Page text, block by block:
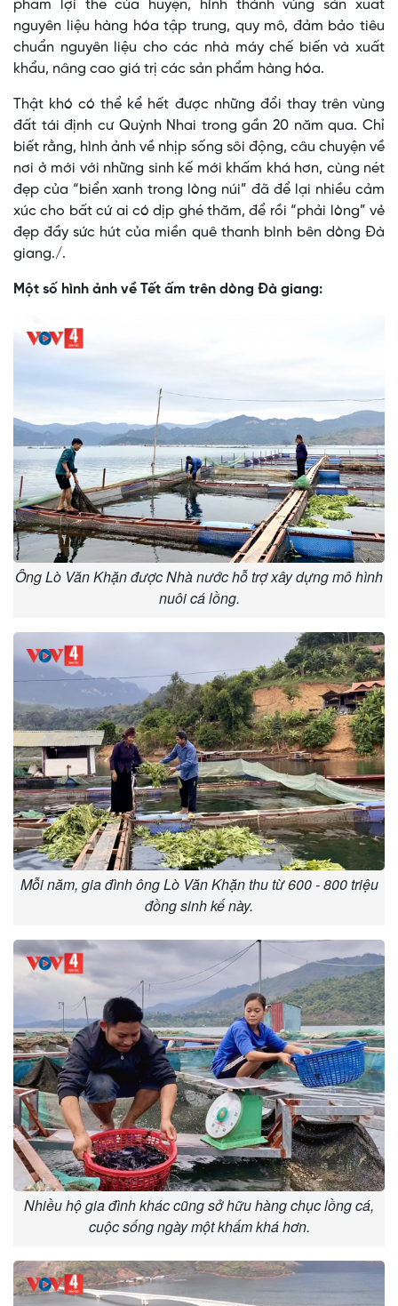
phẩm lợi thế của huyện, hình thành vùng sản xuất
nguyên liệu hàng hóa tập trung, quy mô, đảm bảo tiêu
chuẩn nguyên liệu cho các nhà máy chế biến và xuất
khẩu, nâng cao giá trị các sản phẩm hàng hóa.
Thật khó có thể kể hết được những đổi thay trên vùng
đất tái định cư Quỳnh Nhai trong gần 20 năm qua. Chỉ
biết rằng, hình ảnh về nhịp sống sôi động, câu chuyện về
nơi ở mới với những sinh kế mới khấm khá hơn, cùng nét
đẹp của “biển xanh trong lòng núi” đã để lại nhiều cảm
xúc cho bất cứ ai có dịp ghé thăm, để rồi “phải lòng” vẻ
đẹp đầy sức hút của miền quê thanh bình bên dòng Đà
giang./.
Một số hình ảnh về Tết ấm trên dòng Đà giang:
Ông Lò Văn Khặn được Nhà nước hỗ trợ xây dựng mô hình
nuôi cá lồng.
Mỗi năm, gia đình ông Lò Văn Khặn thu từ 600 - 800 triệu
đồng sinh kế này.
Nhiều hộ gia đình khác cũng sở hữu hàng chục lồng cá,
cuộc sống ngày một khấm khá hơn.